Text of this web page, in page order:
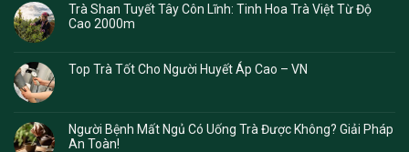
Trà Shan Tuyết Tây Côn Lĩnh: Tinh Hoa Trà Việt Từ Độ
Cao 2000m
Top Trà Tốt Cho Người Huyết Áp Cao – VN
Người Bệnh Mất Ngủ Có Uống Trà Được Không? Giải Pháp
An Toàn!